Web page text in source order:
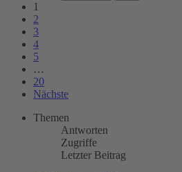
1
2
3
4
5
…
20
Nächste
Themen
Antworten
Zugriffe
Letzter Beitrag